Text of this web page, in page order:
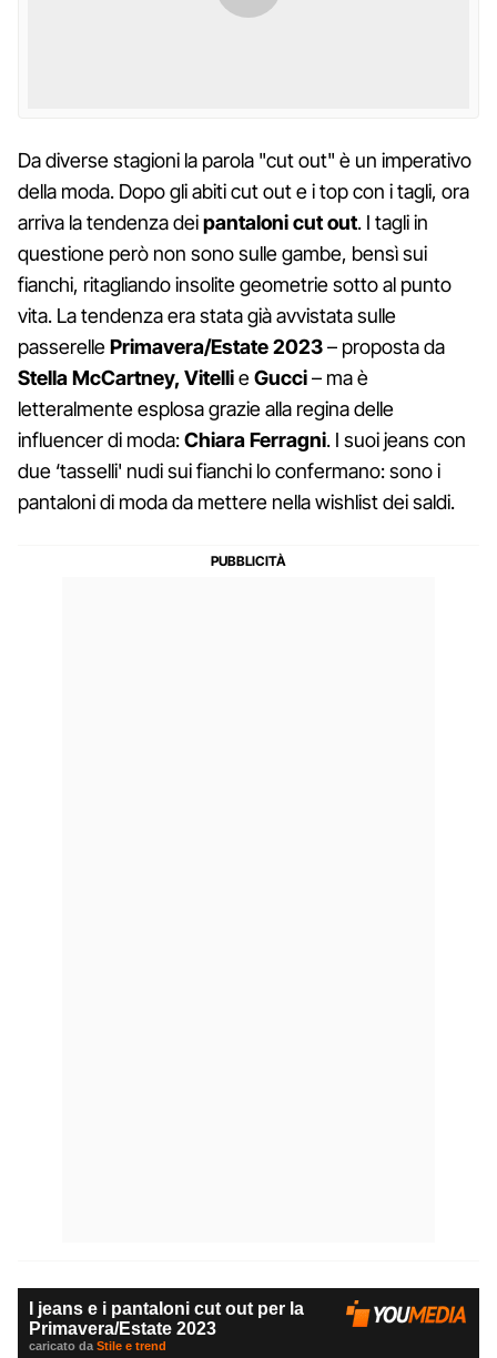
Da diverse stagioni la parola "cut out" è un imperativo
della moda. Dopo gli abiti cut out e i top con i tagli, ora
arriva la tendenza deipantaloni cut out. I tagli in
questione però non sono sulle gambe, bensì sui
fianchi, ritagliando insolite geometrie sotto al punto
vita. La tendenza era stata già avvistata sulle
passerellePrimavera/Estate 2023– proposta da
Stella McCartney, VitellieGucci– ma è
letteralmente esplosa grazie alla regina delle
influencer di moda:Chiara Ferragni. I suoi jeans con
due ‘tasselli' nudi sui fianchi lo confermano: sono i
pantaloni di moda da mettere nella wishlist dei saldi.